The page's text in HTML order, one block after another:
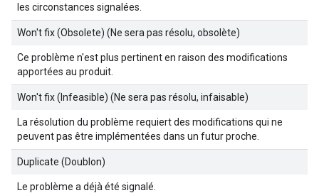
les circonstances signalées.
Won't fix (Obsolete) (Ne sera pas résolu, obsolète)
Ce problème n'est plus pertinent en raison des modifications
apportées au produit.
Won't fix (Infeasible) (Ne sera pas résolu, infaisable)
La résolution du problème requiert des modifications qui ne
peuvent pas être implémentées dans un futur proche.
Duplicate (Doublon)
Le problème a déjà été signalé.